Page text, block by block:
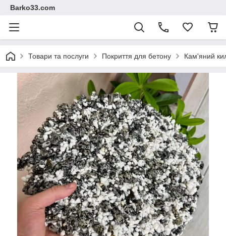
Barko33.com
Товари та послуги Покриття для бетону Кам'яний